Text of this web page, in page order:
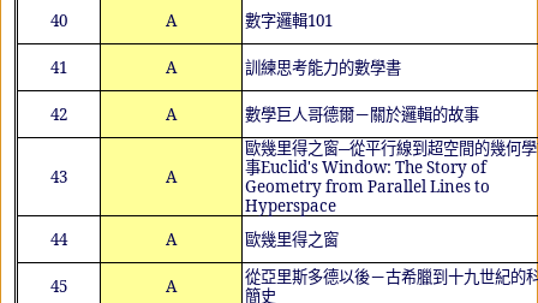
40 A 數字邏輯101
41 A 訓練思考能力的數學書
42 A 數學巨人哥德爾－關於邏輯的故事
43 A
歐幾里得之窗─從平行線到超空間的幾何
事Euclid's Window: The Story of
Geometry from Parallel Lines to
Hyperspace
44
A 歐幾里得之窗
45 A
從亞里斯多德以後－古希臘到十九世紀的
簡史